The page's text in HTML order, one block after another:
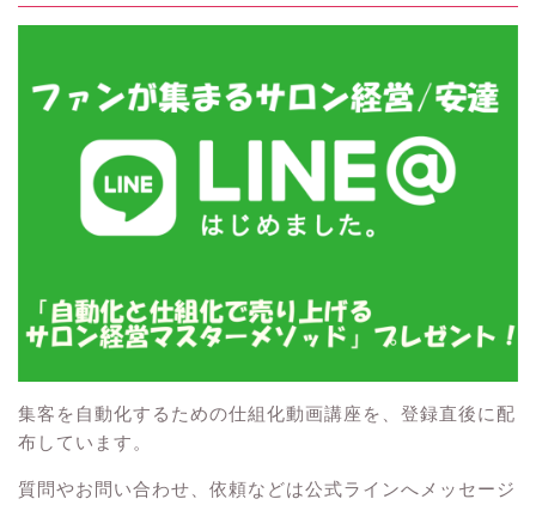
集客を自動化するための仕組化動画講座を、登録直後に配
布しています。
質問やお問い合わせ、依頼などは公式ラインへメッセージ